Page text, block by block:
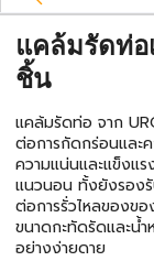
แคล้มรัดท่อ
ชิ้น
แคล้มรัดท่อ จาก
ต่อการกัดกร่อนและ
ความแน่นและแข็งแ
แนวนอน ทั้งยังรอง
ต่อการรั่วไหลของข
ขนาดกะทัดรัดและน้
อย่างง่ายดาย